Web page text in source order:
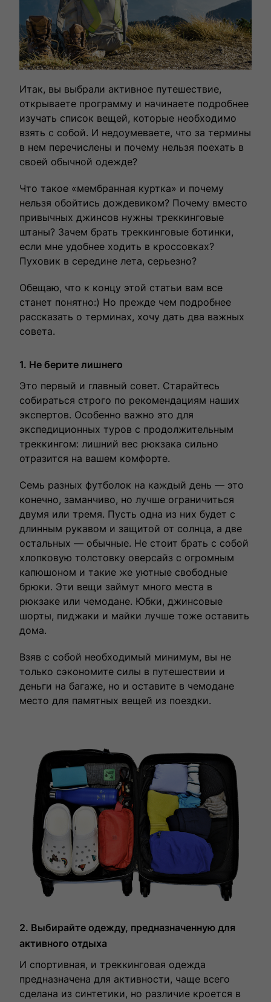
Итак, вы выбрали активное путешествие,
открываете программу и начинаете подробнее
изучать список вещей, которые необходимо
взять с собой. И недоумеваете, что за термины
в нем перечислены и почему нельзя поехать в
своей обычной одежде?
Что такое «мембранная куртка» и почему
нельзя обойтись дождевиком? Почему вместо
привычных джинсов нужны треккинговые
штаны? Зачем брать треккинговые ботинки,
если мне удобнее ходить в кроссовках?
Пуховик в середине лета, серьезно?
Обещаю, что к концу этой статьи вам все
станет понятно:) Но прежде чем подробнее
рассказать о терминах, хочу дать два важных
совета.
1. Не берите лишнего
Это первый и главный совет. Старайтесь
собираться строго по рекомендациям наших
экспертов. Особенно важно это для
экспедиционных туров с продолжительным
треккингом: лишний вес рюкзака сильно
отразится на вашем комфорте.
Семь разных футболок на каждый день — это
конечно, заманчиво, но лучше ограничиться
двумя или тремя. Пусть одна из них будет с
длинным рукавом и защитой от солнца, а две
остальных — обычные. Не стоит брать с собой
хлопковую толстовку оверсайз с огромным
капюшоном и такие же уютные свободные
брюки. Эти вещи займут много места в
рюкзаке или чемодане. Юбки, джинсовые
шорты, пиджаки и майки лучше тоже оставить
дома.
Взяв с собой необходимый минимум, вы не
только сэкономите силы в путешествии и
деньги на багаже, но и оставите в чемодане
место для памятных вещей из поездки.
2. Выбирайте одежду, предназначенную для
активного отдыха
И спортивная, и треккинговая одежда
предназначена для активности, чаще всего
сделана из синтетики, но различие кроется в